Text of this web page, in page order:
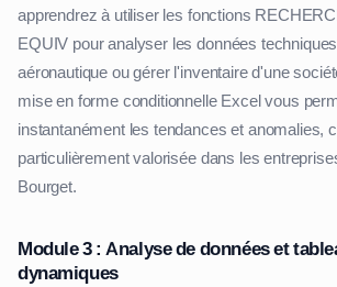
apprendrez à utiliser les fonctions
EQUIV pour analyser les données
aéronautique ou gérer l'inventaire d'une
mise en forme conditionnelle Excel vous
instantanément les tendances et anomalies,
particulièrement valorisée dans les
Bourget.
Module 3 : Analyse de données et
dynamiques